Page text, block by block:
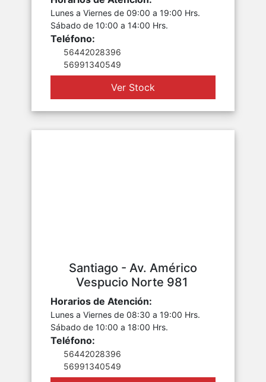
Lunes a Viernes de 09:00 a 19:00 Hrs.
Sábado de 10:00 a 14:00 Hrs.
Teléfono:
56442028396
56991340549
Ver Stock
Santiago - Av. Américo
Vespucio Norte 981
Horarios de Atención:
Lunes a Viernes de 08:30 a 19:00 Hrs.
Sábado de 10:00 a 18:00 Hrs.
Teléfono:
56442028396
56991340549